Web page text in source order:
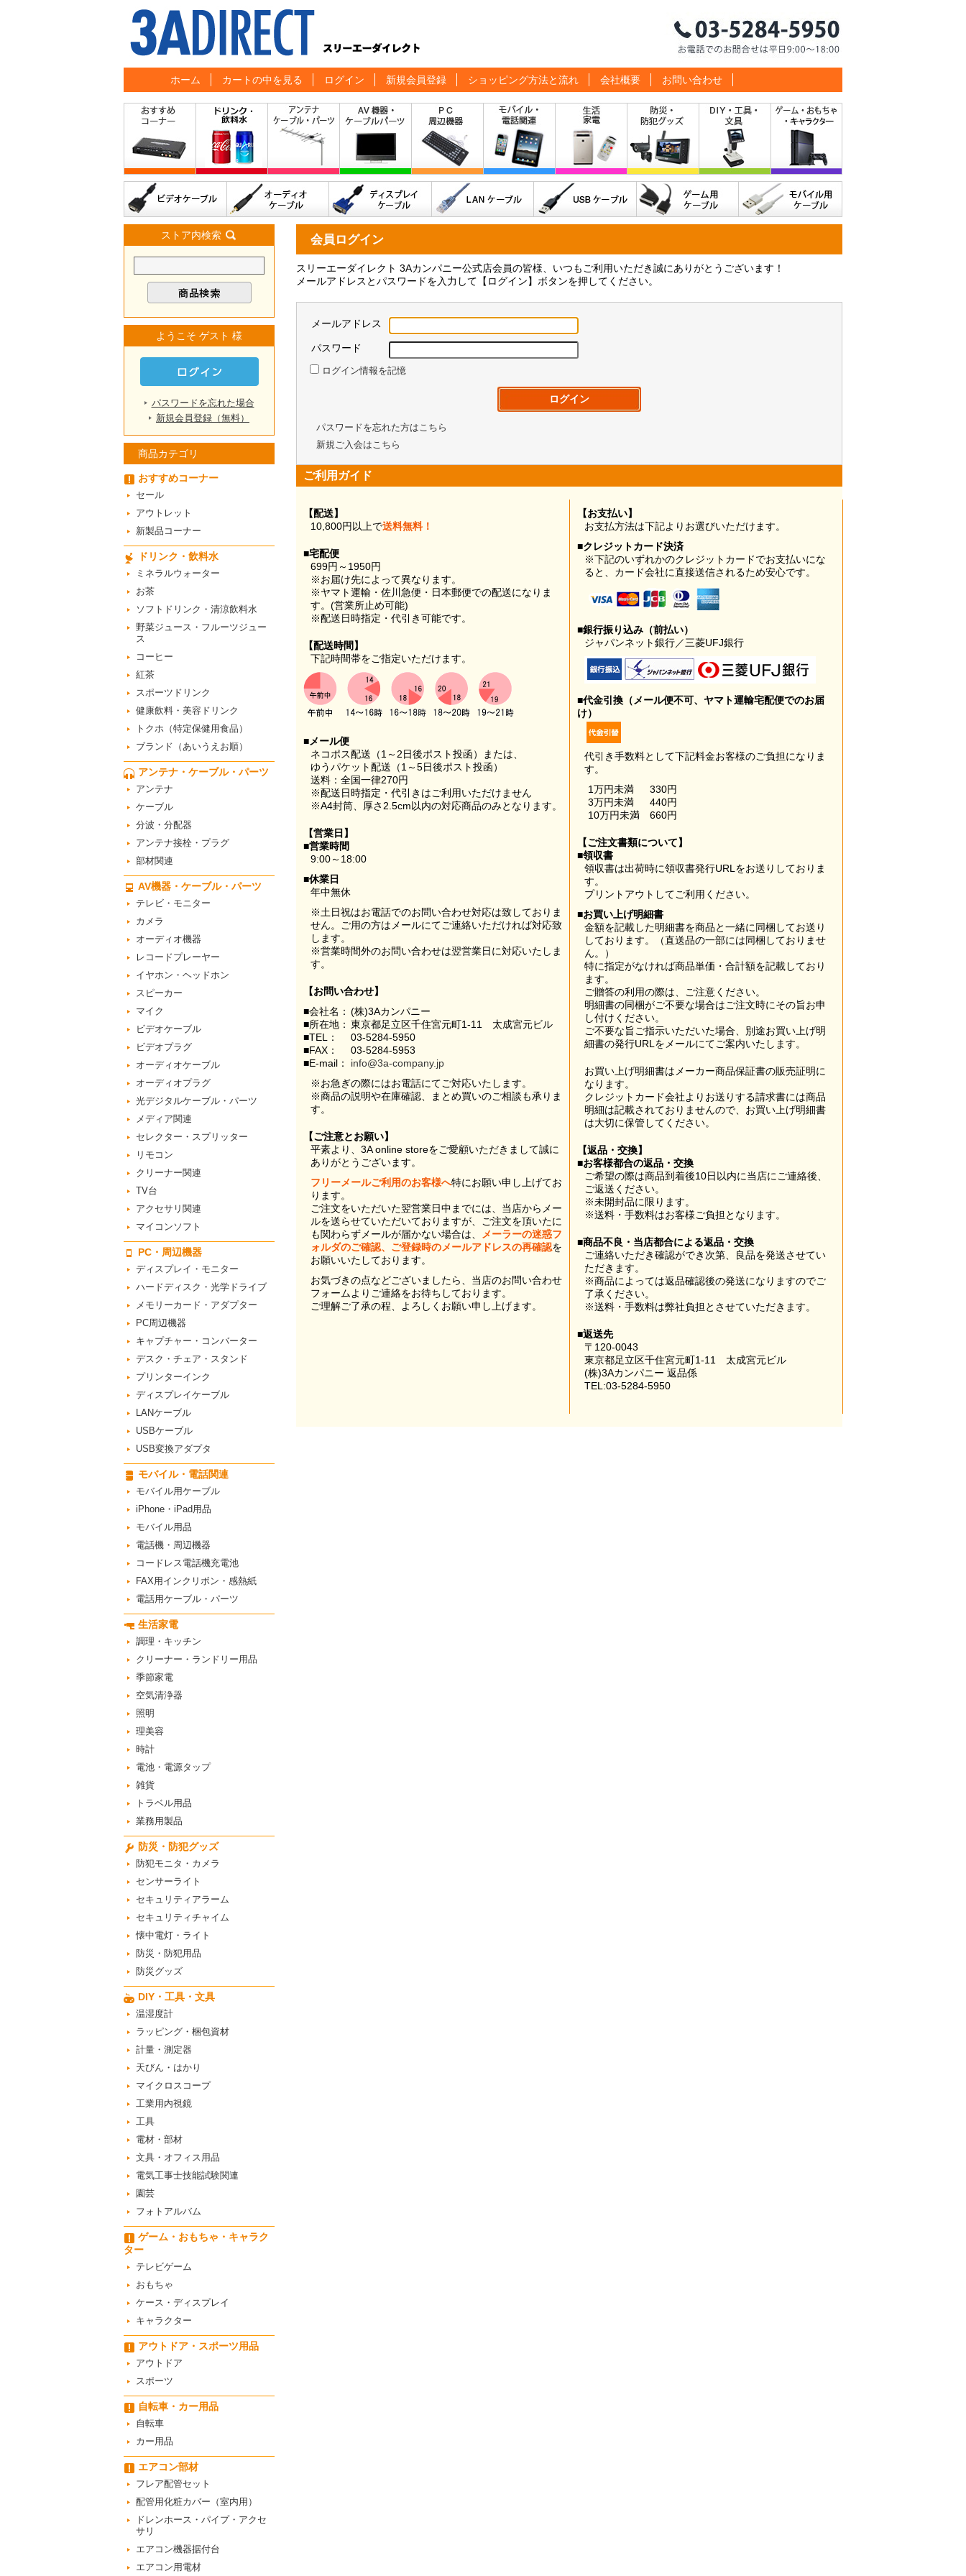
ホーム カートの中を見る ログイン 新規会員登録 ショッピング方法と流れ 会社概要 お問い合わせ
会員ログイン
スリーエーダイレクト 3Aカンパニー公式店会員の皆様、いつもご利用いただき誠にありがとうございます！
メールアドレスとパスワードを入力して【ログイン】ボタンを押してください。
メールアドレス
パスワード
ログイン情報を記憶
パスワードを忘れた方はこちら
新規ご入会はこちら
ご利用ガイド
【配送】
10,800円以上で送料無料！
■宅配便
699円～1950円
※お届け先によって異なります。
※ヤマト運輸・佐川急便・日本郵便での配送になりま
す。(営業所止め可能)
※配送日時指定・代引き可能です。
【配送時間】
下記時間帯をご指定いただけます。
■メール便
ネコポス配送（1～2日後ポスト投函）または、
ゆうパケット配送（1～5日後ポスト投函）
送料：全国一律270円
※配送日時指定・代引きはご利用いただけません
※A4封筒、厚さ2.5cm以内の対応商品のみとなります。
【営業日】
■営業時間
9:00～18:00
■休業日
年中無休
※土日祝はお電話でのお問い合わせ対応は致しておりま
せん。ご用の方はメールにてご連絡いただければ対応致
します。
※営業時間外のお問い合わせは翌営業日に対応いたしま
す。
【お問い合わせ】
■会社名： (株)3Aカンパニー
■所在地： 東京都足立区千住宮元町1-11 太成宮元ビル
■TEL：
03-5284-5950
■FAX：
03-5284-5953
■E-mail：
info@3a-company.jp
※お急ぎの際にはお電話にてご対応いたします。
※商品の説明や在庫確認、まとめ買いのご相談も承りま
す。
【ご注意とお願い】
平素より、3A online storeをご愛顧いただきまして誠に
ありがとうございます。
フリーメールご利用のお客様へ特にお願い申し上げてお
ります。
ご注文をいただいた翌営業日中までには、当店からメー
ルを送らせていただいておりますが、ご注文を頂いたに
も関わらずメールが届かない場合は、
メーラーの迷惑フ
ォルダのご確認、ご登録時のメールアドレスの再確認を
お願いいたしております。
お気づきの点などございましたら、当店のお問い合わせ
フォームよりご連絡をお待ちしております。
ご理解ご了承の程、よろしくお願い申し上げます。
【お支払い】
お支払方法は下記よりお選びいただけます。
■クレジットカード決済
※下記のいずれかのクレジットカードでお支払いにな
ると、カード会社に直接送信されるため安心です。
■銀行振り込み（前払い）
ジャパンネット銀行／三菱UFJ銀行
■代金引換（メール便不可、ヤマト運輸宅配便でのお届
け）
代引き手数料として下記料金お客様のご負担になりま
す。
1万円未満
330円
3万円未満
440円
10万円未満
660円
【ご注文書類について】
■領収書
領収書は出荷時に領収書発行URLをお送りしておりま
す。
プリントアウトしてご利用ください。
■お買い上げ明細書
金額を記載した明細書を商品と一緒に同梱してお送り
しております。（直送品の一部には同梱しておりませ
ん。）
特に指定がなければ商品単価・合計額を記載しており
ます。
ご贈答の利用の際は、ご注意ください。
明細書の同梱がご不要な場合はご注文時にその旨お申
し付けください。
ご不要な旨ご指示いただいた場合、別途お買い上げ明
細書の発行URLをメールにてご案内いたします。
お買い上げ明細書はメーカー商品保証書の販売証明に
なります。
クレジットカード会社よりお送りする請求書には商品
明細は記載されておりませんので、お買い上げ明細書
は大切に保管してください。
【返品・交換】
■お客様都合の返品・交換
ご希望の際は商品到着後10日以内に当店にご連絡後、
ご返送ください。
※未開封品に限ります。
※送料・手数料はお客様ご負担となります。
■商品不良・当店都合による返品・交換
ご連絡いただき確認ができ次第、良品を発送させてい
ただきます。
※商品によっては返品確認後の発送になりますのでご
了承ください。
※送料・手数料は弊社負担とさせていただきます。
■返送先
〒120-0043
東京都足立区千住宮元町1-11 太成宮元ビル
(株)3Aカンパニー 返品係
TEL:03-5284-5950
ストア内検索
ようこそ ゲスト 様
パスワードを忘れた場合
新規会員登録（無料）
商品カテゴリ
おすすめコーナー
セール
アウトレット
新製品コーナー
ドリンク・飲料水
ミネラルウォーター
お茶
ソフトドリンク・清涼飲料水
野菜ジュース・フルーツジュー
ス
コーヒー
紅茶
スポーツドリンク
健康飲料・美容ドリンク
トクホ（特定保健用食品）
ブランド（あいうえお順）
アンテナ・ケーブル・パーツ
アンテナ
ケーブル
分波・分配器
アンテナ接栓・プラグ
部材関連
AV機器・ケーブル・パーツ
テレビ・モニター
カメラ
オーディオ機器
レコードプレーヤー
イヤホン・ヘッドホン
スピーカー
マイク
ビデオケーブル
ビデオプラグ
オーディオケーブル
オーディオプラグ
光デジタルケーブル・パーツ
メディア関連
セレクター・スプリッター
リモコン
クリーナー関連
TV台
アクセサリ関連
マイコンソフト
PC・周辺機器
ディスプレイ・モニター
ハードディスク・光学ドライブ
メモリーカード・アダプター
PC周辺機器
キャプチャー・コンバーター
デスク・チェア・スタンド
プリンターインク
ディスプレイケーブル
LANケーブル
USBケーブル
USB変換アダプタ
モバイル・電話関連
モバイル用ケーブル
iPhone・iPad用品
モバイル用品
電話機・周辺機器
コードレス電話機充電池
FAX用インクリボン・感熱紙
電話用ケーブル・パーツ
生活家電
調理・キッチン
クリーナー・ランドリー用品
季節家電
空気清浄器
照明
理美容
時計
電池・電源タップ
雑貨
トラベル用品
業務用製品
防災・防犯グッズ
防犯モニタ・カメラ
センサーライト
セキュリティアラーム
セキュリティチャイム
懐中電灯・ライト
防災・防犯用品
防災グッズ
DIY・工具・文具
温湿度計
ラッピング・梱包資材
計量・測定器
天びん・はかり
マイクロスコープ
工業用内視鏡
工具
電材・部材
文具・オフィス用品
電気工事士技能試験関連
園芸
フォトアルバム
ゲーム・おもちゃ・キャラク
ター
テレビゲーム
おもちゃ
ケース・ディスプレイ
キャラクター
アウトドア・スポーツ用品
アウトドア
スポーツ
自転車・カー用品
自転車
カー用品
エアコン部材
フレア配管セット
配管用化粧カバー（室内用）
ドレンホース・パイプ・アクセ
サリ
エアコン機器据付台
エアコン用電材